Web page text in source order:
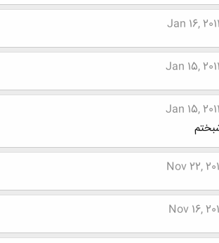
Jan 16, 2011
Jan 15, 2011
Jan 15, 2011
Nov 22,
Nov 16,